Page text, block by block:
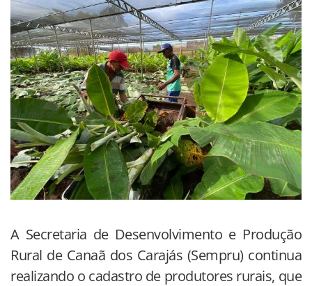
A Secretaria de Desenvolvimento e Produção
Rural de Canaã dos Carajás (Sempru) continua
realizando o cadastro de produtores rurais, que